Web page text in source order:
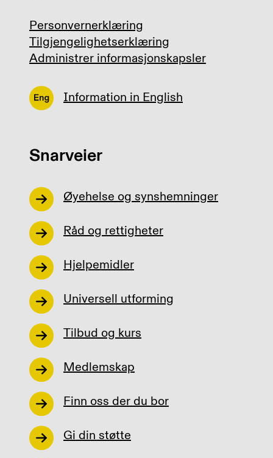
Personvernerklæring
Tilgjengelighetserklæring
Administrer informasjonskapsler
Information in English
Snarveier
Øyehelse og synshemninger
Råd og rettigheter
Hjelpemidler
Universell utforming
Tilbud og kurs
Medlemskap
Finn oss der du bor
Gi din støtte